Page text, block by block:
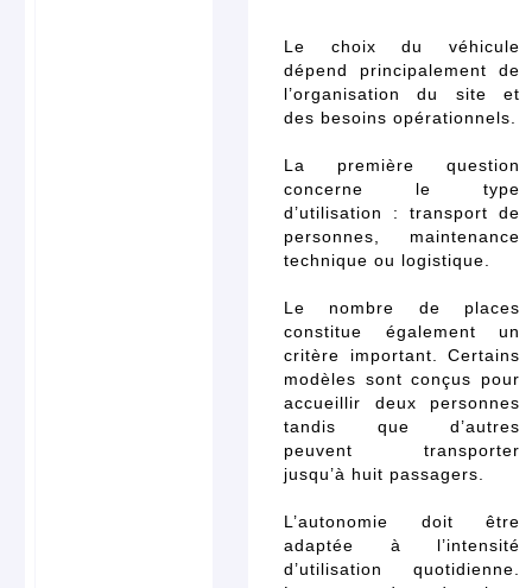
Le choix du véhicule
dépend principalement de
l’organisation du site et
des besoins opérationnels.
La première question
concerne le type
d’utilisation : transport de
personnes, maintenance
technique ou logistique.
Le nombre de places
constitue également un
critère important. Certains
modèles sont conçus pour
accueillir deux personnes
tandis que d’autres
peuvent transporter
jusqu’à huit passagers.
L’autonomie doit être
adaptée à l’intensité
d’utilisation quotidienne.